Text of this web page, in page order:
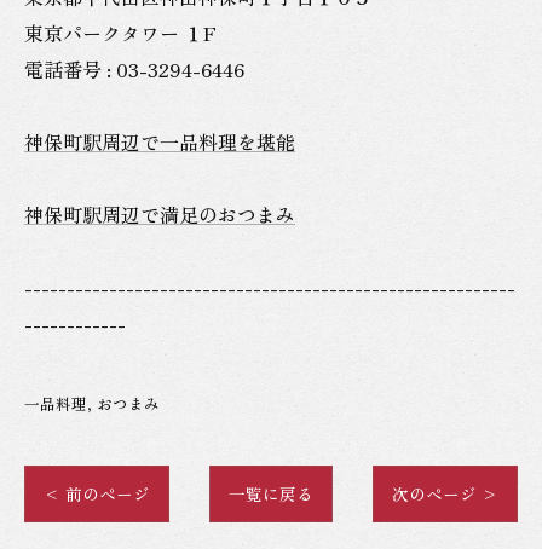
東京パークタワー １F
電話番号 : 03-3294-6446
神保町駅周辺で一品料理を堪能
神保町駅周辺で満足のおつまみ
----------------------------------------------------------
------------
一品料理 おつまみ
< 前のページ 一覧に戻る 次のページ >